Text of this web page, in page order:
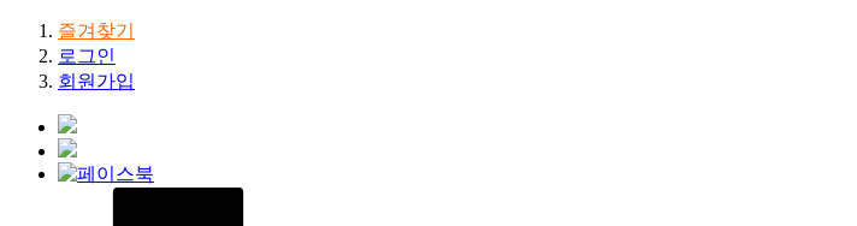
즐겨찾기
로그인
회원가입